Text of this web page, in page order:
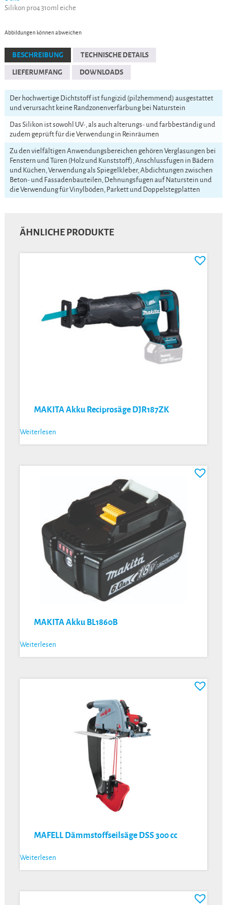
Silikon pro4 310ml eiche
Abbildungen können abweichen
BESCHREIBUNG TECHNISCHE DETAILS
LIEFERUMFANG DOWNLOADS
Der hochwertige Dichtstoff ist fungizid (pilzhemmend) ausgestattet
und verursacht keine Randzonenverfärbung bei Naturstein
Das Silikon ist sowohl UV-, als auch alterungs- und farbbeständig und
zudem geprüft für die Verwendung in Reinräumen
Zu den vielfältigen Anwendungsbereichen gehören Verglasungen bei
Fenstern und Türen (Holz und Kunststoff), Anschlussfugen in Bädern
und Küchen, Verwendung als Spiegelkleber, Abdichtungen zwischen
Beton- und Fassadenbauteilen, Dehnungsfugen auf Naturstein und
die Verwendung für Vinylböden, Parkett und Doppelstegplatten
ÄHNLICHE PRODUKTE
MAKITA Akku Reciprosäge DJR187ZK
Weiterlesen
MAKITA Akku BL1860B
Weiterlesen
MAFELL Dämmstoffseilsäge DSS 300 cc
Weiterlesen